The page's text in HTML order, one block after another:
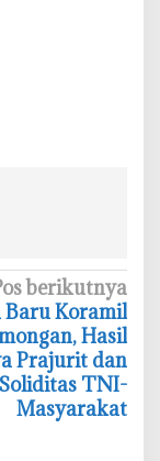
berikutnya
Baru Koramil
Hasil
Prajurit dan
TNI-
Masyarakat